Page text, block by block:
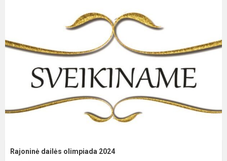
Rajoninė dailės olimpiada 2024